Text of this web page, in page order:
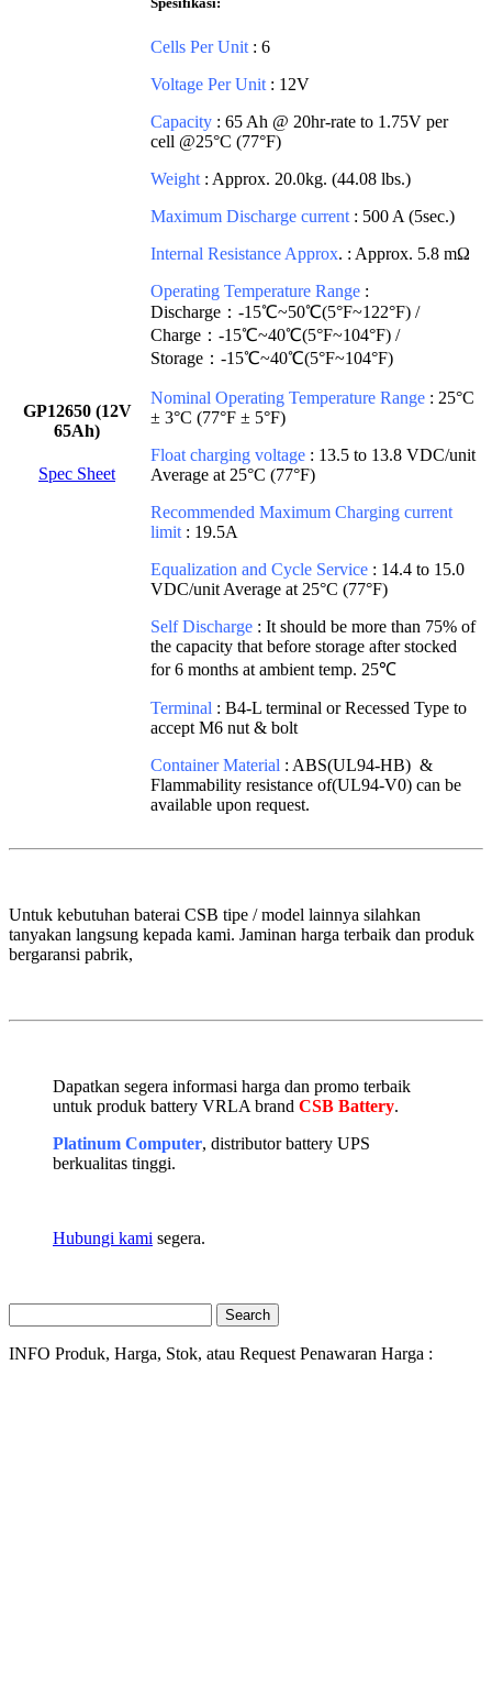
GP12650 (12V
65Ah)
Spec Sheet
Cells Per Unit : 6
Voltage Per Unit : 12V
Capacity : 65 Ah @ 20hr-rate to 1.75V per
cell @25°C (77°F)
Weight : Approx. 20.0kg. (44.08 lbs.)
Maximum Discharge current : 500 A (5sec.)
Internal Resistance Approx. : Approx. 5.8 mΩ
Operating Temperature Range :
Discharge：-15℃~50℃(5°F~122°F) /
Charge：-15℃~40℃(5°F~104°F) /
Storage：-15℃~40℃(5°F~104°F)
Nominal Operating Temperature Range : 25°C
± 3°C (77°F ± 5°F)
Float charging voltage : 13.5 to 13.8 VDC/unit
Average at 25°C (77°F)
Recommended Maximum Charging current
limit : 19.5A
Equalization and Cycle Service : 14.4 to 15.0
VDC/unit Average at 25°C (77°F)
Self Discharge : It should be more than 75% of
the capacity that before storage after stocked
for 6 months at ambient temp. 25℃
Terminal : B4-L terminal or Recessed Type to
accept M6 nut & bolt
Container Material : ABS(UL94-HB) &
Flammability resistance of(UL94-V0) can be
available upon request.
Untuk kebutuhan baterai CSB tipe / model lainnya silahkan
tanyakan langsung kepada kami. Jaminan harga terbaik dan produk
bergaransi pabrik,
Dapatkan segera informasi harga dan promo terbaik
untuk produk battery VRLA brand CSB Battery.
Platinum Computer, distributor battery UPS
berkualitas tinggi.
Hubungi kami segera.
for:
INFO Produk, Harga, Stok, atau Request Penawaran Harga :